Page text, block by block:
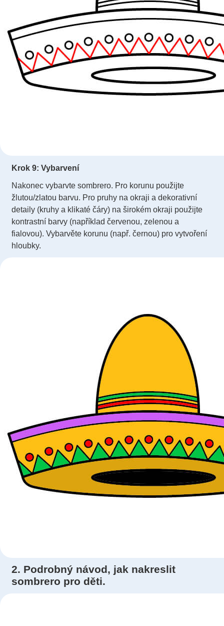
Krok 9: Vybarvení
Nakonec vybarvte sombrero. Pro korunu použijte
žlutou/zlatou barvu. Pro pruhy na okraji a dekorativní
detaily (kruhy a klikaté čáry) na širokém okraji použijte
kontrastní barvy (například červenou, zelenou a
fialovou). Vybarvěte korunu (např. černou) pro vytvoření
hloubky.
2. Podrobný návod, jak nakreslit
sombrero pro děti.